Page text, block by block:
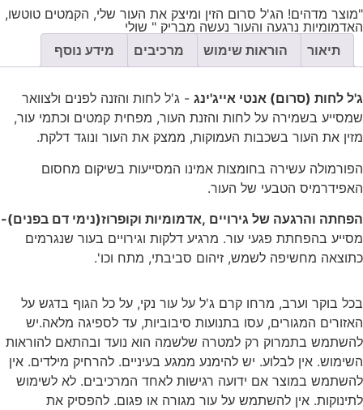
"מוצר מדהים! הג'ל סרום הזין ומיצק את העור שלי, הקמטים טוטשו,
האדמומיות נרגעה והעור נעשה מבריק " שולי
תיאור
הוראות שימוש מרכיבים מידע נוסף
ג'ל לחות (סרום) אנטי אייג'ינג - ג'ל לחות והזנה לפנים ולצוואר
שמסייע בשמירה על לחות והזנת העור, מפחית קמטים וכתמי עור,
מזין את העור בשכבות העמוקות, ממצק את העור ונוגד דלקת.
הפורמולה עשירה בחומצות אמינו המסייעות בשיקום מחסום
האפידרמיס הטבעי של העור.
הפחתה והרגעה של גירויים ,אדמומיות וקופרוז(נימי דם בפנים)-
מסייע בהפחתת פגעי עור. מרגיע דלקות וגירויים בעור שנגרמים
כתוצאה מחשיפה לשמש, זיהום סביבתי, מתח וכו'.
בכל בוקר וערב, מרחו קרם ג'ל על עור נקי, על כל הגוף בדגש על
האזורים המגורים, עסו בתנועות סיבוביות, עד לספיגה מלאה.יש
להשתמש בתמרוק רק למטרה שלשמה הוא נועד ובהתאם להוראות
השימוש. אין לבלוע. יש להימנע ממגע בעיניים. להרחיק מילדים. אין
להשתמש במוצר אם ידועה רגישות לאחד המרכיבים. לא לשימוש
לתינוקות. אין להשתמש על עור מגורה או פגום. להפסיק את